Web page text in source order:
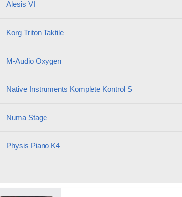
Alesis VI
Korg Triton Taktile
M-Audio Oxygen
Native Instruments Komplete Kontrol S
Numa Stage
Physis Piano K4